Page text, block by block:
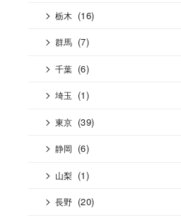
栃木 (16)
群馬 (7)
千葉 (6)
埼玉 (1)
東京 (39)
静岡 (6)
山梨 (1)
長野 (20)